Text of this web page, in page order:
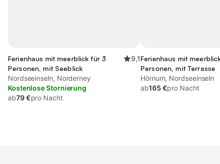
Ferienhaus mit meerblick für 3
Personen, mit Seeblick
9,1
Nordseeinseln, Norderney
Kostenlose Stornierung
ab79 €pro Nacht
Ferienhaus mit
Personen, mit Terrasse
Hörnum, Nordseeinseln
ab165 €pro Nacht